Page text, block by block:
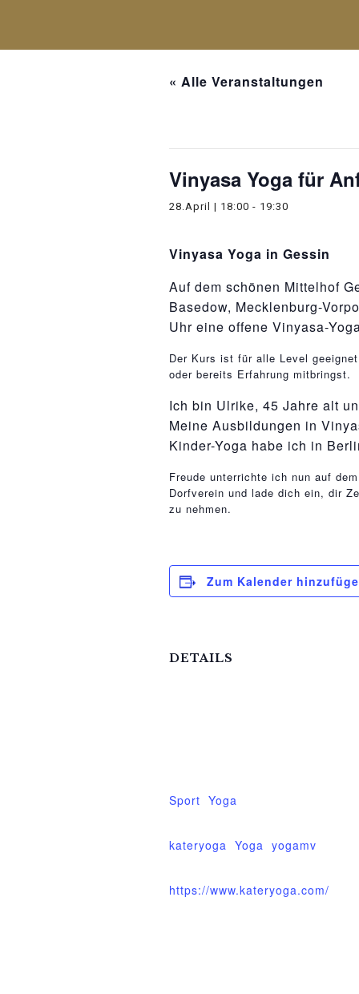
« Alle Veranstaltungen
Vinyasa Yoga für
28.April | 18:00 - 19:30
Vinyasa Yoga in Gessin
Auf dem schönen Mittelhof
Basedow, Mecklenburg-
Uhr eine offene Vinyasa-
osteopathe-nyon-cabinet-monney
Der Kurs ist für alle Level
oder bereits Erfahrung mitbringst.
Ich bin Ulrike, 45 Jahre alt
Meine Ausbildungen in
Kinder-Yoga habe ich in
relaisvih12
Freude unterrichte ich nun auf
Dorfverein und lade dich ein, dir
zu nehmen.
Zum Kalender
DETAILS
Sport Yoga
kateryoga Yoga yogamv
https://www.kateryoga.com/